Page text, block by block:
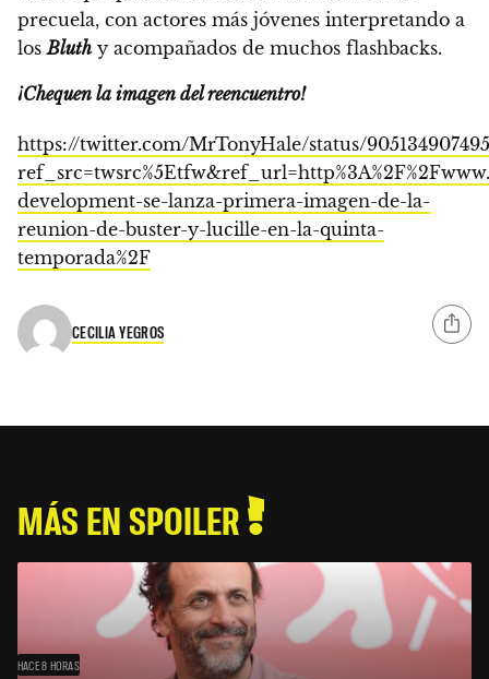
precuela, con actores más jóvenes interpretando a
losBluthy acompañados de muchos flashbacks.
¡Chequen la imagen del reencuentro!
https://twitter.com/MrTonyHale/status/
development-se-lanza-primera-imagen-de-la-
reunion-de-buster-y-lucille-en-la-quinta-
temporada%2F
CECILIA YEGROS
MÁS EN SPOILER
HACE 8 HORAS